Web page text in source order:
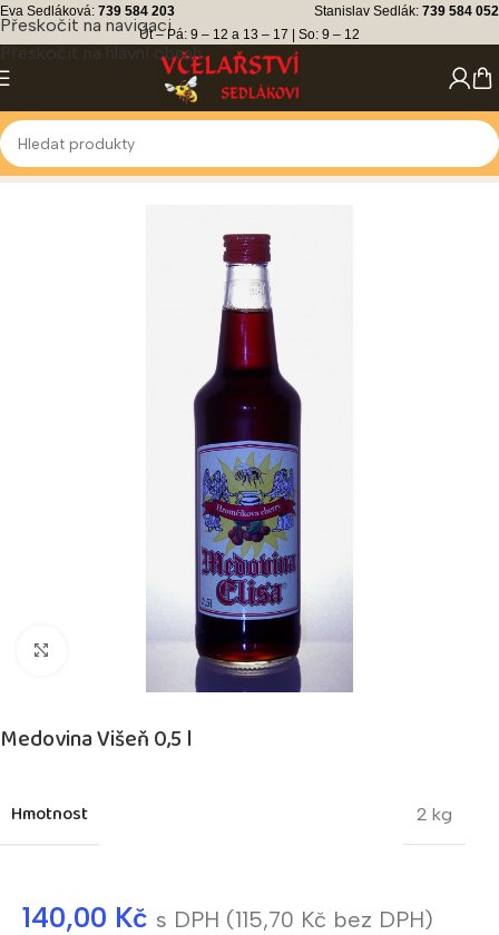
Přeskočit na navigaci
Přeskočit na hlavní obsah
Eva Sedláková: 739 584 203 Stanislav Sedlák: 739 584 052
Út – Pá: 9 – 12 a 13 – 17 | So: 9 – 12
Kliknutím zvětšíte
Medovina Višeň 0,5 l
Hmotnost 2 kg
140,00 Kč s DPH (115,70 Kč bez DPH)